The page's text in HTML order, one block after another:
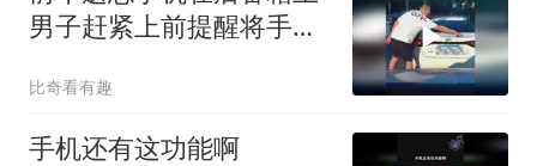
男子赶紧上前提醒将手机
比奇看有趣
手机还有这功能啊